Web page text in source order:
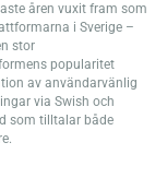
åren vuxit fram som
i Sverige –
stor
popularitet
av användarvänlig
via Swish och
som tilltalar både